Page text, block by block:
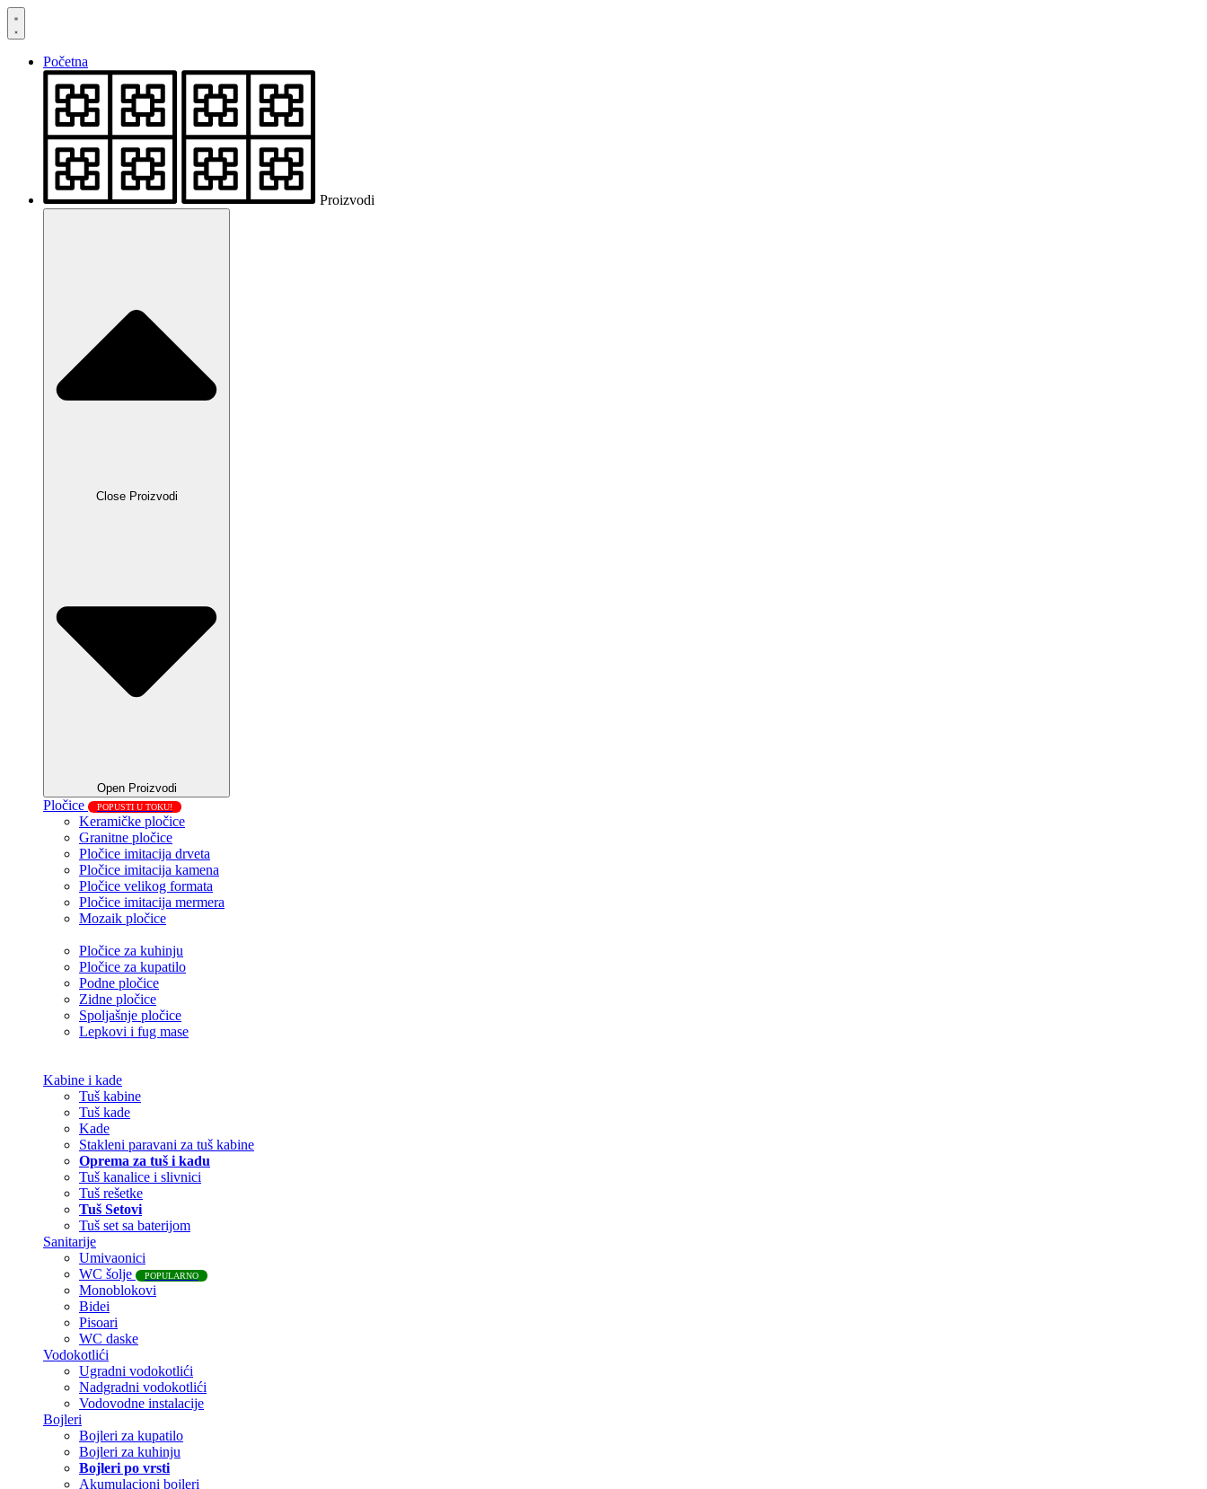
Skočite
na
Početna
Proizvodi
Close Proizvodi
Open Proizvodi
Pločice POPUSTI U TOKU!
Keramičke pločice
Granitne pločice
Pločice imitacija drveta
Pločice imitacija kamena
Pločice velikog formata
Pločice imitacija mermera
Mozaik pločice
Pločice za kuhinju
Pločice za kupatilo
Podne pločice
Zidne pločice
Spoljašnje pločice
Lepkovi i fug mase
Kabine i kade
Tuš kabine
Tuš kade
Kade
Stakleni paravani za tuš kabine
Oprema za tuš i kadu
Tuš kanalice i slivnici
Tuš rešetke
Tuš Setovi
Tuš set sa baterijom
Sanitarije
Umivaonici
WC šolje
POPULARNO
Monoblokovi
Bidei
Pisoari
WC daske
Vodokotlići
Ugradni vodokotlići
Nadgradni vodokotlići
Vodovodne instalacije
Bojleri
Bojleri za kupatilo
Bojleri za kuhinju
Bojleri po vrsti
Akumulacioni bojleri